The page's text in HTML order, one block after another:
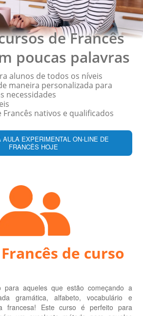
de Francês
poucas palavras
alunos de todos os níveis
maneira personalizada para
necessidades
Francês nativos e qualificados
AULA EXPERIMENTAL ON-LINE DE
FRANCÊS HOJE
de curso
para aqueles que estão começando a
gramática, alfabeto, vocabulário e
francesa! Este curso é perfeito para